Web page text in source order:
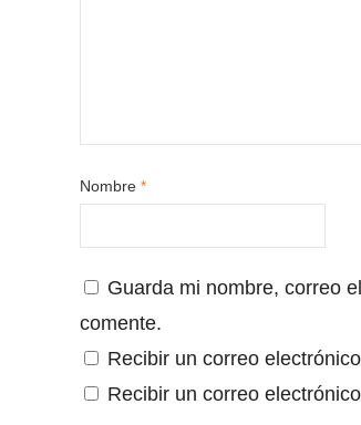
Nombre *
Guarda mi nombre, correo
comente.
Recibir un correo
Recibir un correo